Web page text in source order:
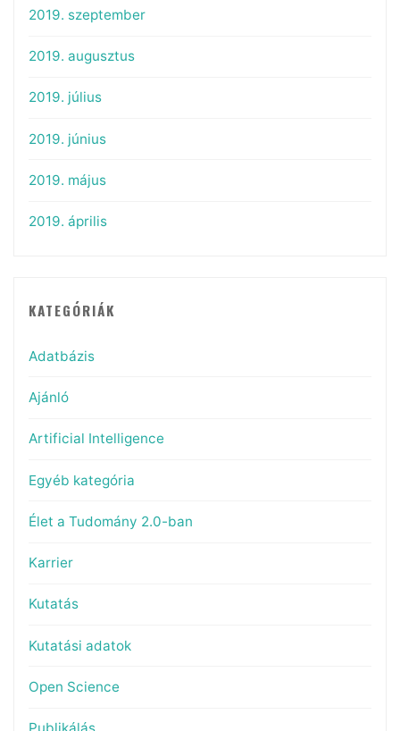
2019. szeptember
2019. augusztus
2019. július
2019. június
2019. május
2019. április
KATEGÓRIÁK
Adatbázis
Ajánló
Artificial Intelligence
Egyéb kategória
Élet a Tudomány 2.0-ban
Karrier
Kutatás
Kutatási adatok
Open Science